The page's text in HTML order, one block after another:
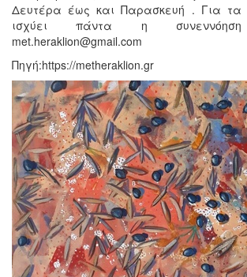
Δευτέρα έως και Παρασκευή . Για τα
ισχύει πάντα η
met.heraklion@gmail.com
Πηγή:https://metheraklion.gr